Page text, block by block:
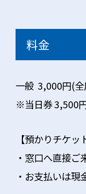
料金
一般 3,000円(全
※当日券 3,500
【預かりチケッ
・窓口へ直接ご
・お支払いは現